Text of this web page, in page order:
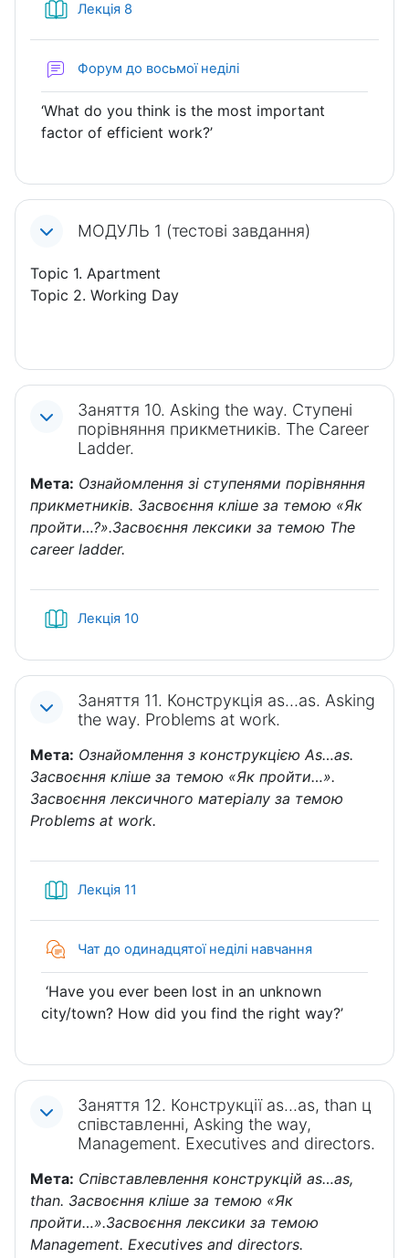
Лекція 8
Форум до восьмої неділі
‘What do you think is the most important
factor of efficient work?’
МОДУЛЬ 1 (тестові завдання)
Topic 1. Apartment
Topic 2. Working Day
Заняття 10. Asking the way. Ступені
порівняння прикметників. The Career
Ladder.
Мета: Ознайомлення зі ступенями порівняння
прикметників. Засвоєння кліше за темою «Як
пройти…?».Засвоєння лексики за темою The
career ladder.
Лекція 10Книга
Заняття 11. Конструкція as…as. Asking
the way. Problems at work.
Мета: Ознайомлення з конструкцією As…as.
Засвоєння кліше за темою «Як пройти…».
Засвоєння лексичного матеріалу за темою
Problems at work.
Лекція 11
Чат до одинадцятої неділі навчання
‘Have you ever been lost in an unknown
city/town? How did you find the right way?’
Заняття 12. Конструкції as…as, than ц
співставленні, Asking the way,
Management. Executives and directors.
Мета: Співставлевлення конструкцій as…as,
than. Засвоєння кліше за темою «Як
пройти…».Засвоєння лексики за темою
Management. Executives and directors.